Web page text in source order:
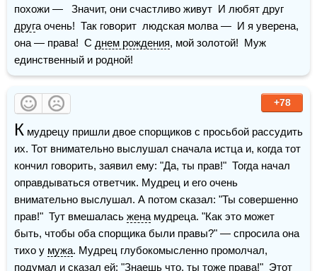
друга очень!  Так говорит  людская молва —  И я уверена,
она — права!  С днем рождения, мой золотой!  Муж
единственный и родной!
+78
К мудрецу пришли двое спорщиков с просьбой рассудить
их. Тот внимательно выслушал сначала истца и, когда тот
кончил говорить, заявил ему: "Да, ты прав!"  Тогда начал
оправдываться ответчик. Мудрец и его очень
внимательно выслушал. А потом сказал: "Ты совершенно
прав!"  Тут вмешалась жена мудреца. "Как это может
быть, чтобы оба спорщика были правы?" — спросила она
тихо у мужа. Мудрец глубокомысленно промолчал,